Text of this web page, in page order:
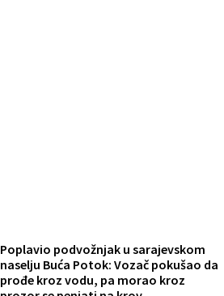
Poplavio podvožnjak u sarajevskom
naselju Buća Potok: Vozač pokušao da
prođe kroz vodu, pa morao kroz